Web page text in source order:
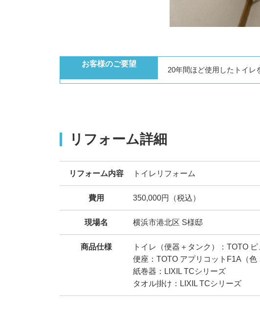
お客様のご要望
20年間ほど使用したトイレ
リフォーム詳細
リフォーム内容 トイレリフォーム
費用 350,000円（税込）
現場名 横浜市港北区 S様邸
商品仕様
トイレ（便器＋タンク）：TOTO
便座：TOTO アプリコットF1A（色
紙巻器：LIXIL TCシリーズ
タオル掛け：LIXIL TCシリーズ